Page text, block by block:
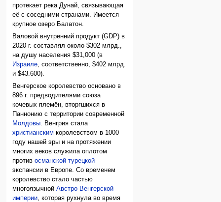
протекает река Дунай, связывающая
её с соседними странами. Имеется
крупное озеро Балатон.
Валовой внутренний продукт (GDP) в
2020 г. составлял около $302 млрд.,
на душу населения $31,000 (в
Израиле, соответственно, $402 млрд.
и $43.600).
Венгерское королевство основано в
896 г. предводителями союза
кочевых племён, вторгшихся в
Паннонию с территории современной
Молдовы. Венгрия стала
христианским королевством в 1000
году нашей эры и на протяжении
многих веков служила оплотом
противосманской турецкой
экспансии в Европе. Со временем
королевство стало частью
многоязычнойАвстро-Венгерской
империи, которая рухнула во время